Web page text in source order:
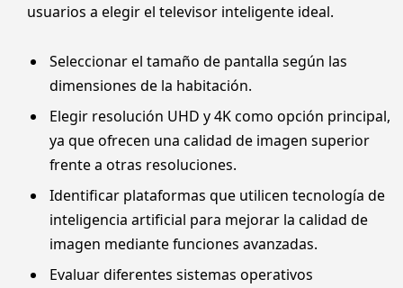
usuarios a elegir el televisor inteligente ideal.
Seleccionar el tamaño de pantalla según las
dimensiones de la habitación.
Elegir resolución UHD y 4K como opción principal,
ya que ofrecen una calidad de imagen superior
frente a otras resoluciones.
Identificar plataformas que utilicen tecnología de
inteligencia artificial para mejorar la calidad de
imagen mediante funciones avanzadas.
Evaluar diferentes sistemas operativos